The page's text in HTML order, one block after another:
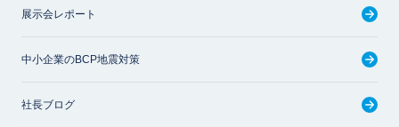
展示会レポート
中小企業のBCP地震対策
社長ブログ